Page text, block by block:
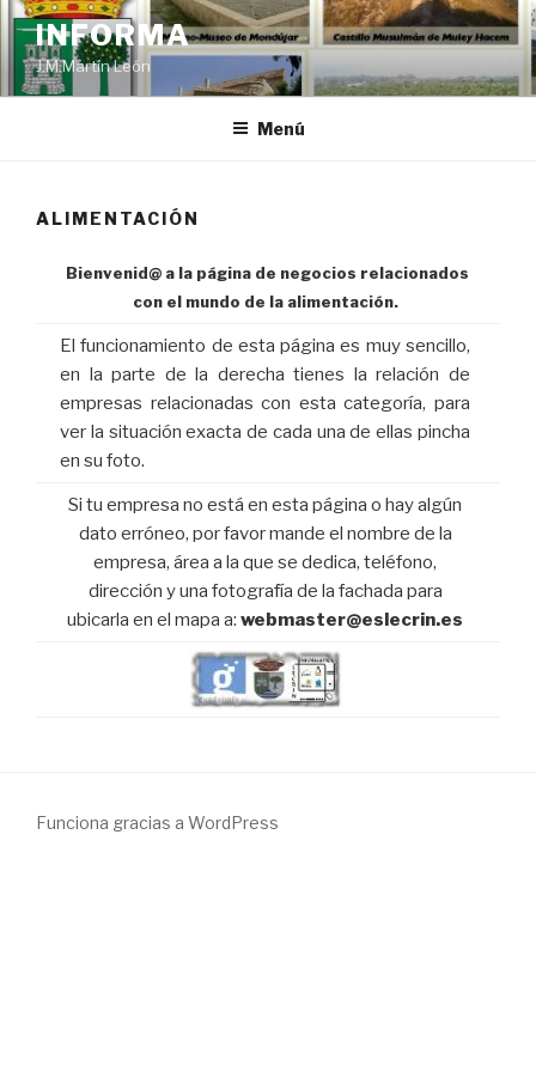
Saltar
contenido
INFORMA
J.M.Martín León
Menú
ALIMENTACIÓN
Bienvenid@ a la página de negocios relacionados
con el mundo de la alimentación.
El funcionamiento de esta página es muy sencillo,
en la parte de la derecha tienes la relación de
empresas relacionadas con esta categoría, para
ver la situación exacta de cada una de ellas pincha
en su foto.
Si tu empresa no está en esta página o hay algún
dato erróneo, por favor mande el nombre de la
empresa, área a la que se dedica, teléfono,
dirección y una fotografía de la fachada para
ubicarla en el mapa a: webmaster@eslecrin.es
Funciona gracias a WordPress